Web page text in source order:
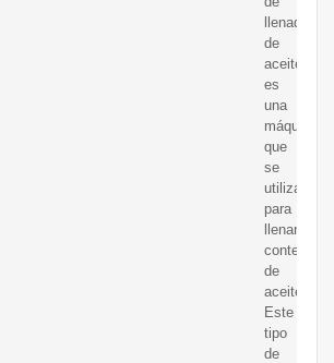
llenado
de
aceite
es
una
máquina
que
se
utiliza
para
llenar
de
aceite.
Este
tipo
de